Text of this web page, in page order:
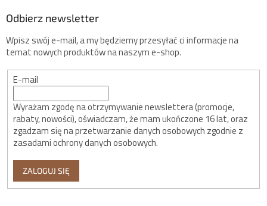
Odbierz newsletter
Wpisz swój e-mail, a my będziemy przesyłać ci informacje na
temat nowych produktów na naszym e-shop.
E-mail
Wyrażam zgodę na otrzymywanie newslettera (promocje,
rabaty, nowości), oświadczam, że mam ukończone 16 lat, oraz
zgadzam się na przetwarzanie danych osobowych zgodnie z
zasadami ochrony danych osobowych.
ZALOGUJ SIĘ